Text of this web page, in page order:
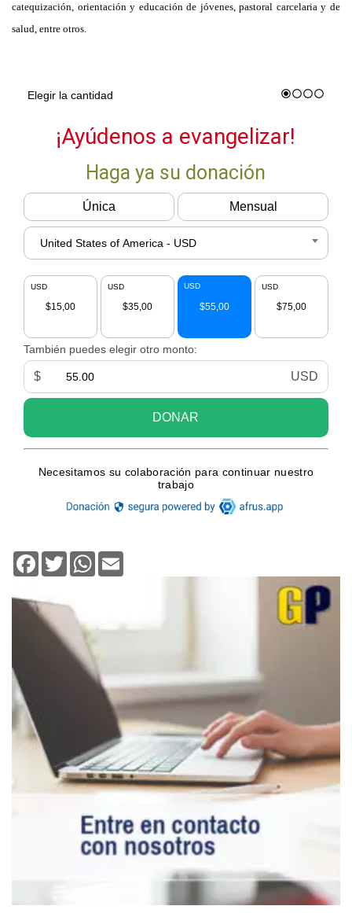
catequización, orientación y educación de jóvenes, pastoral carcelaria y de
salud, entre otros.
Facebook
TwitterWhatsApp